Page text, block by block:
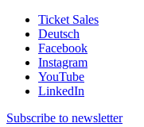
Ticket Sales
Deutsch
Facebook
Instagram
YouTube
LinkedIn
Subscribe to newsletter